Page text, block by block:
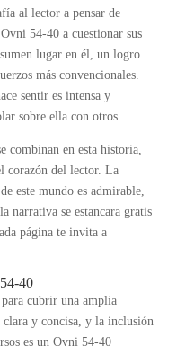
al lector a pensar de
54-40 a cuestionar sus
lugar en él, un logro
más convencionales.
sentir es intensa y
sobre ella con otros.
combinan en esta historia,
corazón del lector. La
este mundo es admirable,
narrativa se estancara gratis
página te invita a
40
cubrir una amplia
clara y concisa, y la inclusión
es un Ovni 54-40